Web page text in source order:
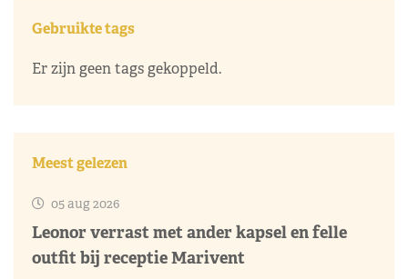
Gebruikte tags
Er zijn geen tags gekoppeld.
Meest gelezen
05 aug 2026
Leonor verrast met ander kapsel en felle
outfit bij receptie Marivent